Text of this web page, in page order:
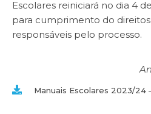
Escolares reiniciará no dia 4
para cumprimento do direitos
responsáveis pelo processo.
Manuais Escolares 2023/24